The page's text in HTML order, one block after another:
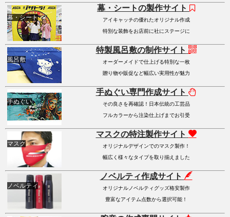
幕・シート
幕・シートの製作サイト
アイキャッチの優れたオリジナル作成
特別な装飾をお店前に社にステージに
風呂敷
特製風呂敷の制作サイト
オーダーメイドで仕上げる特別な一枚
贈り物や販促など幅広い実用性が魅力
手ぬぐい
手ぬぐい専門作成サイト
その良さを再確認！日本伝統の工芸品
フルカラーから注染仕上げまでお引受
マスク
マスクの特注製作サイト
オリジナルデザインでのマスク製作！
幅広く様々なタイプを取り揃えました
ノベルティ
ノベルティ作成サイト
オリジナルノベルティグッズ格安製作
豊富なアイテム点数から選択可能！